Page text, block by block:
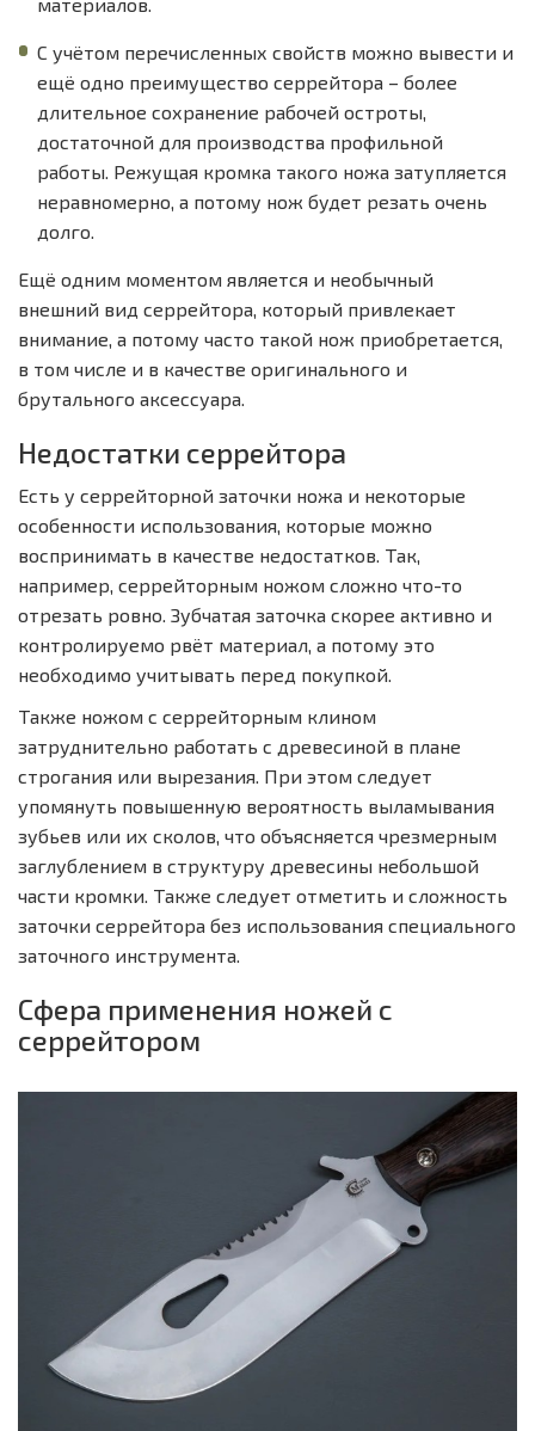
С учётом перечисленных свойств можно вывести и
ещё одно преимущество серрейтора – более
длительное сохранение рабочей остроты,
достаточной для производства профильной
работы. Режущая кромка такого ножа затупляется
неравномерно, а потому нож будет резать очень
долго.
Ещё одним моментом является и необычный
внешний вид серрейтора, который привлекает
внимание, а потому часто такой нож приобретается,
в том числе и в качестве оригинального и
брутального аксессуара.
Недостатки серрейтора
Есть у серрейторной заточки ножа и некоторые
особенности использования, которые можно
воспринимать в качестве недостатков. Так,
например, серрейторным ножом сложно что-то
отрезать ровно. Зубчатая заточка скорее активно и
контролируемо рвёт материал, а потому это
необходимо учитывать перед покупкой.
Также ножом с серрейторным клином
затруднительно работать с древесиной в плане
строгания или вырезания. При этом следует
упомянуть повышенную вероятность выламывания
зубьев или их сколов, что объясняется чрезмерным
заглублением в структуру древесины небольшой
части кромки. Также следует отметить и сложность
заточки серрейтора без использования специального
заточного инструмента.
Сфера применения ножей с
серрейтором